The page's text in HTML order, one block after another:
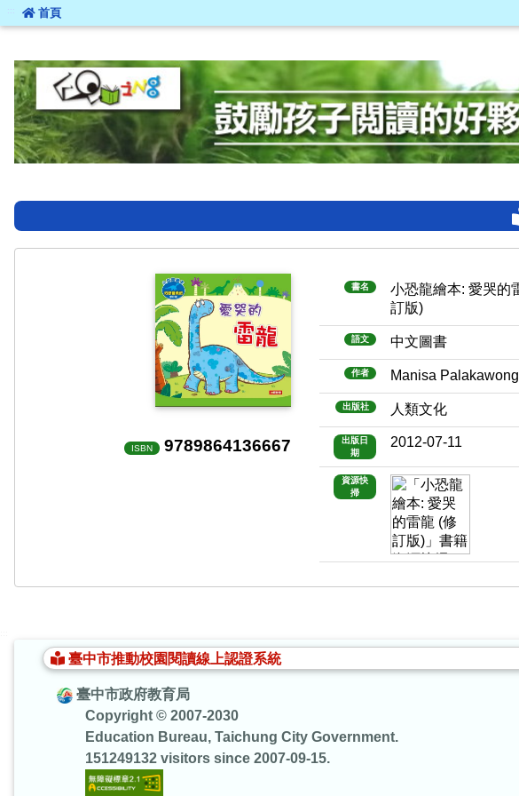
::: 首頁
ISBN 9789864136667
書名
小恐龍繪本: 愛哭的
訂版)
語文 中文圖書
作者 Manisa
出版社 人類文化
出版日
期
2012-07-11
資源快
掃
臺中市推動校園閱讀線上認證系統
臺中市政府教育局
Copyright © 2007-2030
Education Bureau, Taichung City Government.
151249132 visitors since 2007-09-15.